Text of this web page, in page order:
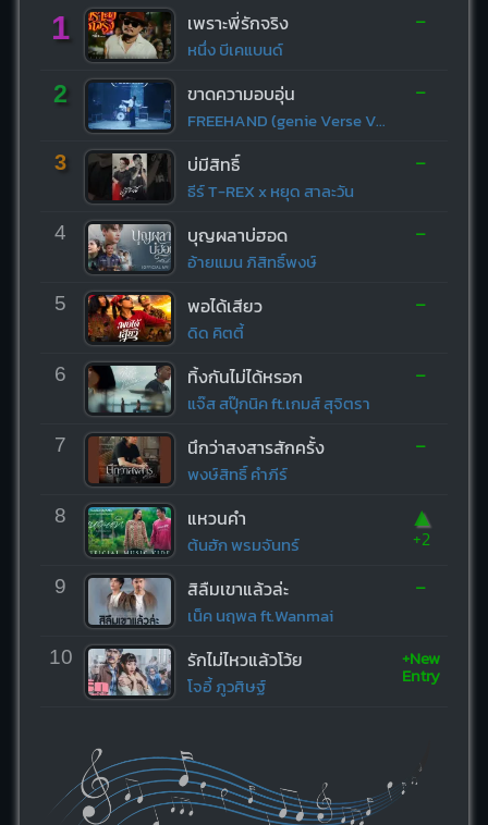
1 เพราะพี่รักจริง
หนึ่ง บีเคแบนด์
-
2 ขาดความอบอุ่น
FREEHAND (genie Verse Vol.1)
-
3 บ่มีสิทธิ์
ธีร์ T-REX x หยุด สาละวัน
-
4 บุญผลาบ่ฮอด
อ้ายแมน ภิสิทธิ์พงษ์
-
5 พอได้เสียว
ดิด คิตตี้
-
6 ทิ้งกันไม่ได้หรอก
แจ๊ส สปุ๊กนิค ft.เกมส์ สุจิตรา
-
7 นึกว่าสงสารสักครั้ง
พงษ์สิทธิ์ คำภีร์
-
8 แหวนคำ
ต้นฮัก พรมจันทร์
▲
+2
9 สิลืมเขาแล้วล่ะ
เน็ค นฤพล ft.Wanmai
-
10 รักไม่ไหวแล้วโว้ย
โจอี้ ภูวศิษฐ์
+New
Entry